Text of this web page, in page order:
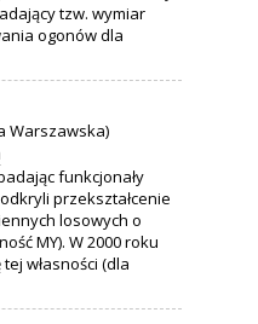
tzw. wymiar
ogonów dla
Warszawska)
funkcjonały
przekształcenie
losowych o
MY). W 2000 roku
własności (dla